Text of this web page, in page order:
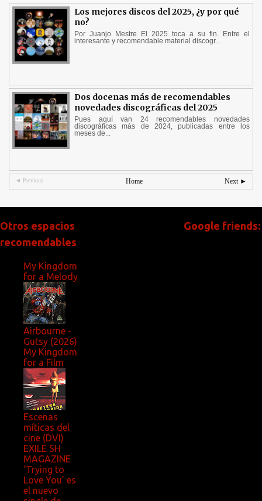
Los mejores discos del 2025, ¿y por qué
no?
Por Juanjo Mestre El 2025 toca a su fin. Entre el
interesante y recomendable material discogr...
Dos docenas más de recomendables
novedades discográficas del 2025
Pues aquí van 24 recomendables novedades
discográficas más de 2024, publicadas entre los
meses de...
◄ Previous Next ►
Home
Otros espacios
recomendables
My Kingdom
for a Melody
Airbourne -
Gutsy (2026)
My Kingdom
for a Film
Escenas
míticas del
cine (DVI)
EXILE SH
MAGAZINE
‘Trying to
Love You’ es
el nuevo
Google friends: